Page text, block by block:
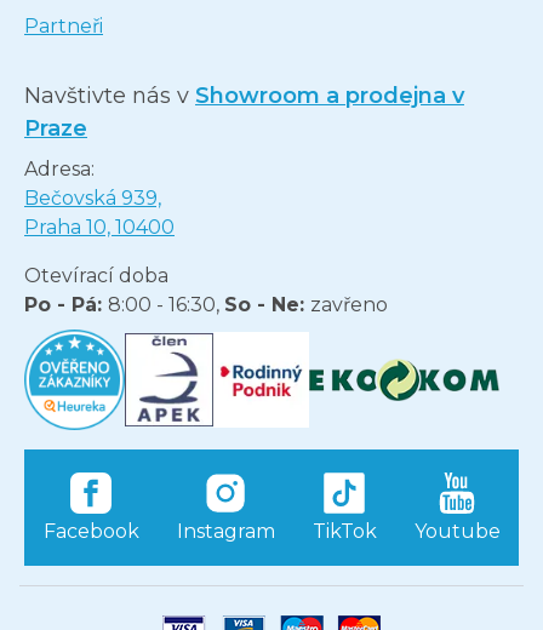
Partneři
Navštivte nás v Showroom a prodejna v
Praze
Adresa:
Bečovská 939,
Praha 10, 10400
Otevírací doba
Po - Pá: 8:00 - 16:30, So - Ne: zavřeno
Facebook Instagram TikTok Youtube